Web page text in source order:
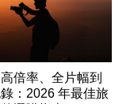
倍率、全片幅到
：2026 年最佳旅